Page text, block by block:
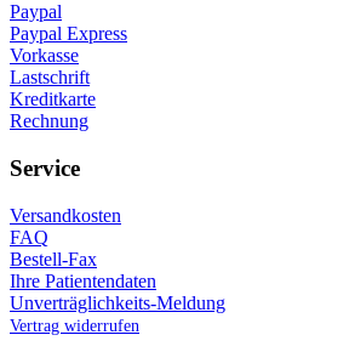
Paypal
Paypal Express
Vorkasse
Lastschrift
Kreditkarte
Rechnung
Service
Versandkosten
FAQ
Bestell-Fax
Ihre Patientendaten
Unverträglichkeits-Meldung
Vertrag widerrufen